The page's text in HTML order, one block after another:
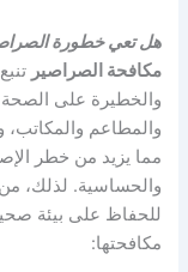
هل تعي خطورة
مكافحة الصراصير
والخطيرة على الصحة
والمطاعم والمكاتب،
مما يزيد من خطر
والحساسية. لذلك،
للحفاظ على بيئة
مكافحتها: